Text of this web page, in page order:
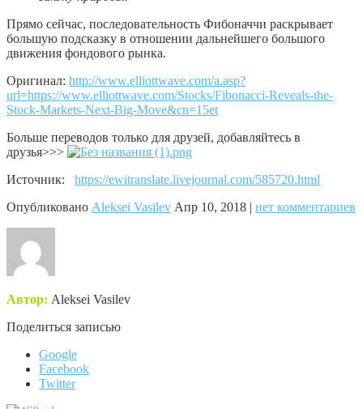
Прямо сейчас, последовательность Фибоначчи раскрывает
большую подсказку в отношении дальнейшего большого
движения фондового рынка.
Оригинал: http://www.elliottwave.com/a.asp?
url=https://www.elliottwave.com/Stocks/Fibonacci-Reveals-the-
Stock-Markets-Next-Big-Move&cn=15et
Больше переводов только для друзей, добавляйтесь в
друзья>>>
Источник: https://ewitranslate.livejournal.com/585720.html
Опубликовано Aleksei Vasilev Апр 10, 2018 | нет комментариев
Автор: Aleksei Vasilev
Поделиться записью
Google
Facebook
Twitter